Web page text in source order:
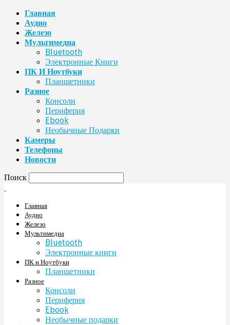
Главная
Аудио
Железо
Мультимедиа
Bluetooth
Электронные Книги
ПК И Ноутбуки
Планшетники
Разное
Консоли
Периферия
Ebook
Необычные Подарки
Камеры
Телефоны
Новости
Поиск
Главная
Аудио
Железо
Мультимедиа
Bluetooth
Электронные книги
ПК и Ноутбуки
Планшетники
Разное
Консоли
Периферия
Ebook
Необычные подарки